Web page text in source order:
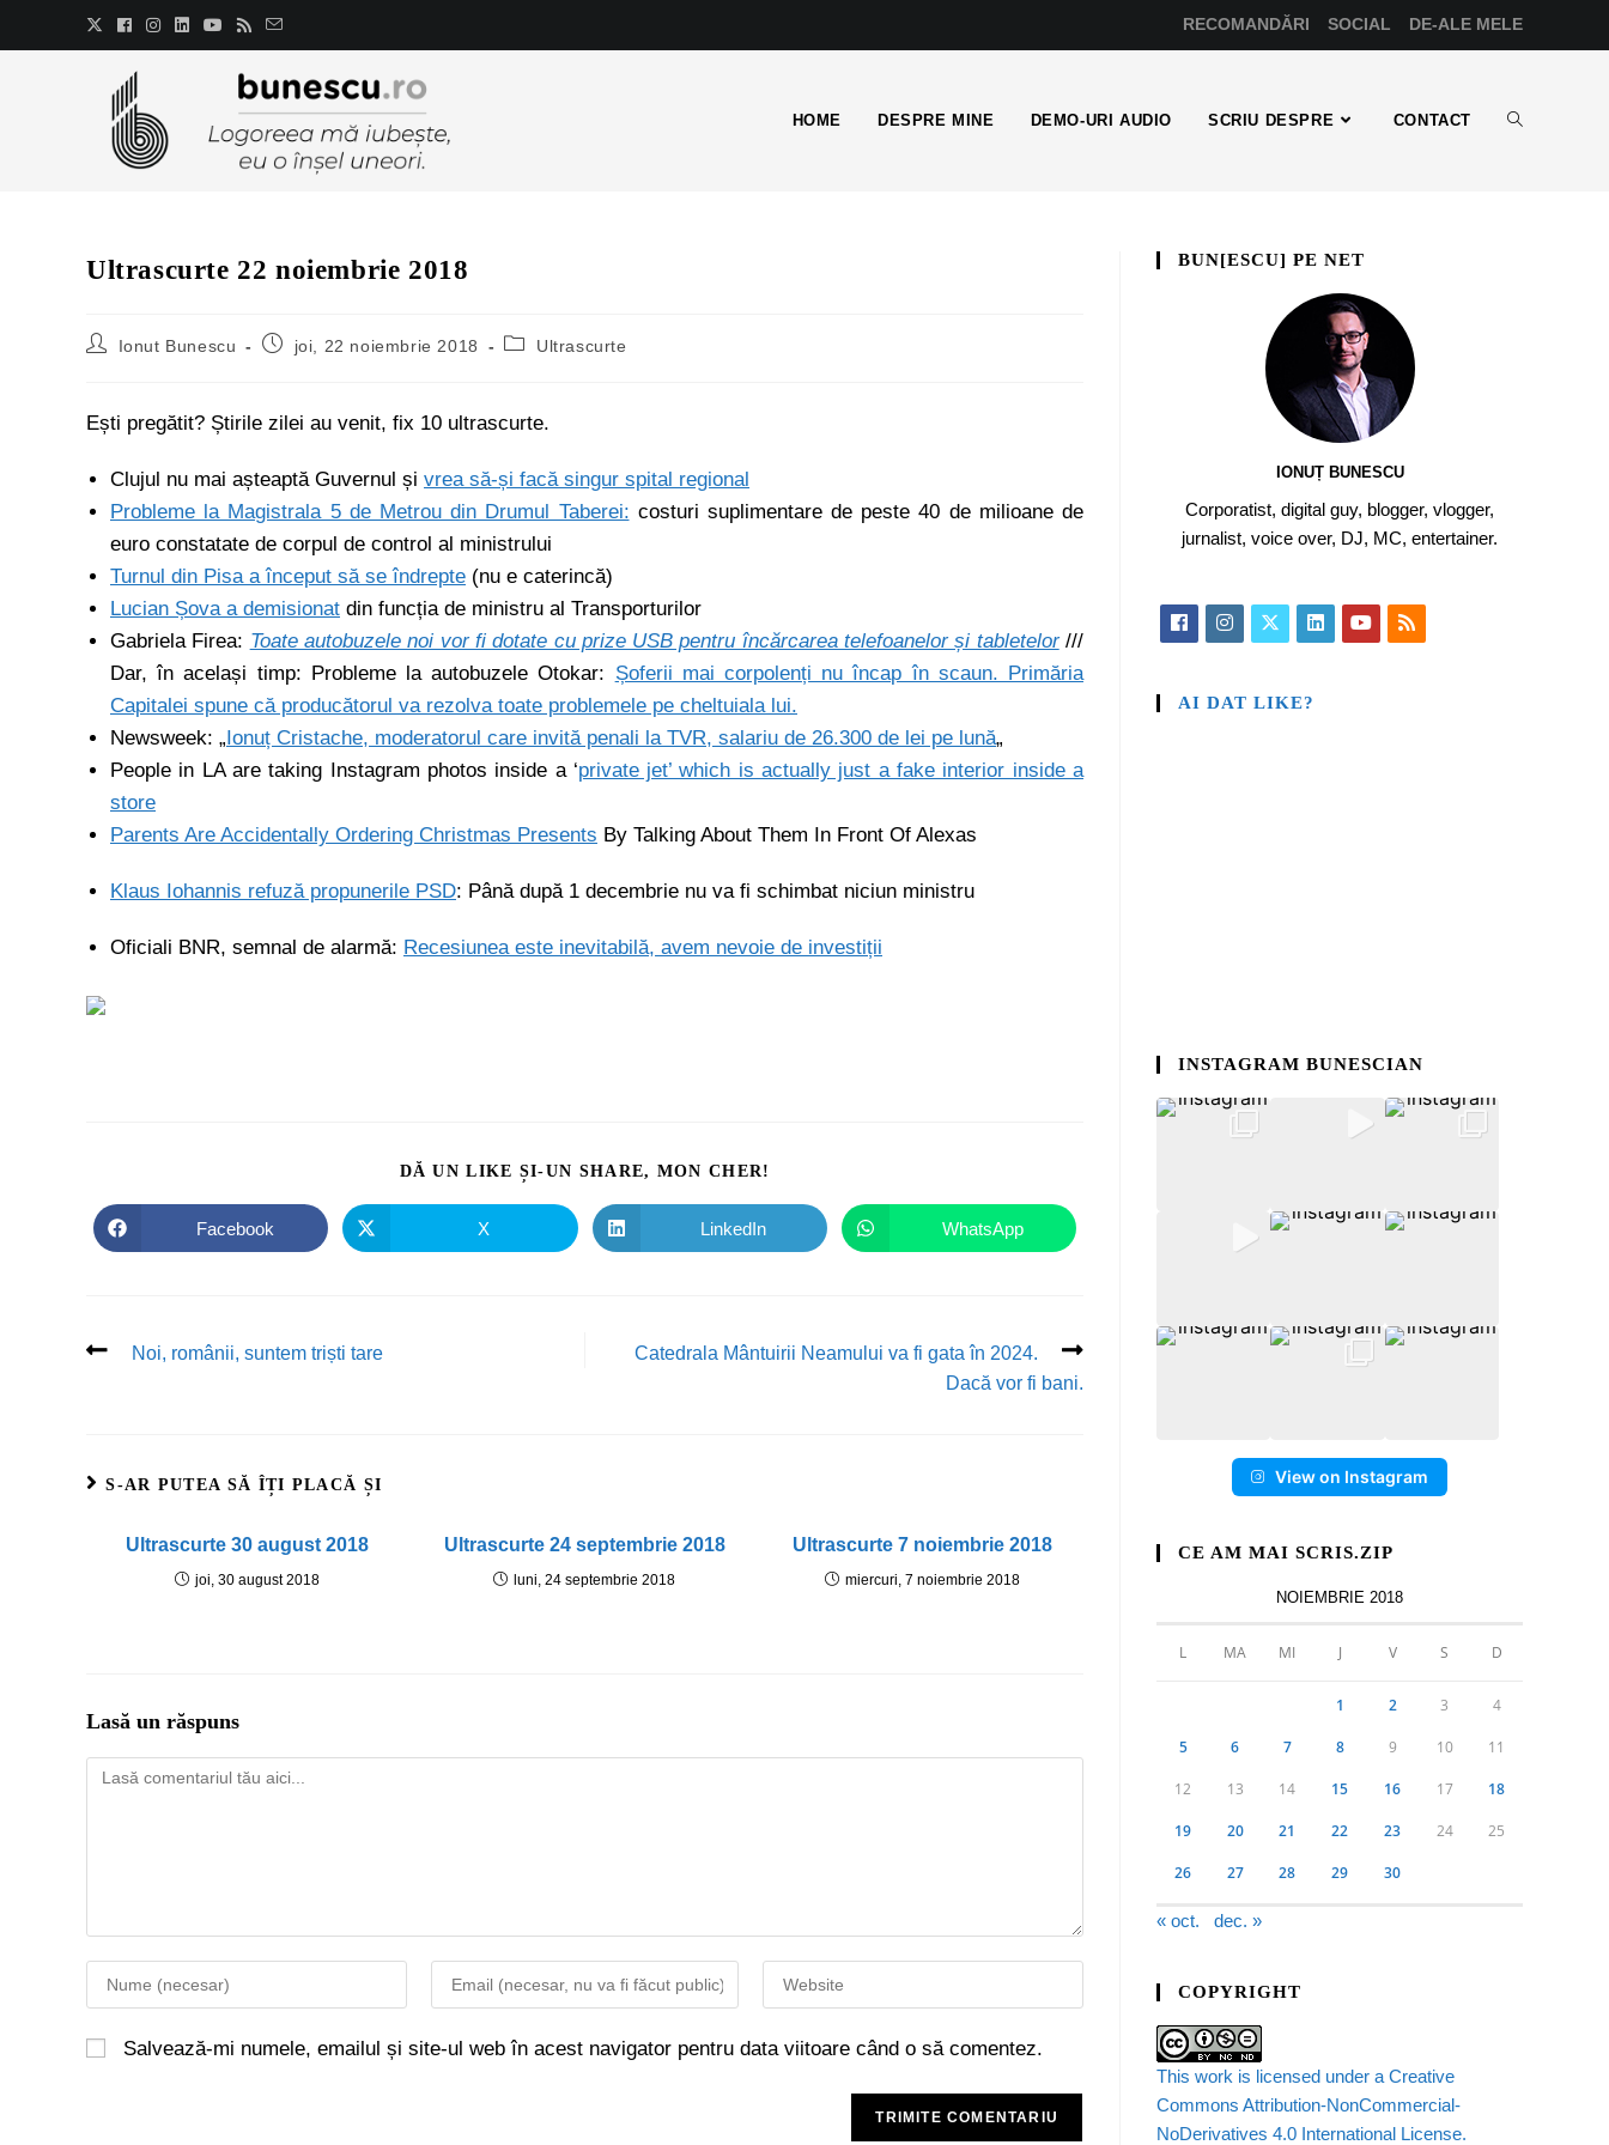
RECOMANDĂRI SOCIAL DE-ALE MELE
HOME DESPRE MINE DEMO-URI AUDIO SCRIU DESPRE CONTACT
Ultrascurte 22 noiembrie 2018
Ionut Bunescu joi, 22 noiembrie 2018 Ultrascurte
Ești pregătit? Știrile zilei au venit, fix 10 ultrascurte.
Clujul nu mai așteaptă Guvernul și vrea să-și facă singur spital regional
Probleme la Magistrala 5 de Metrou din Drumul Taberei: costuri suplimentare de peste 40 de milioane de
euro constatate de corpul de control al ministrului
Turnul din Pisa a început să se îndrepte (nu e caterincă)
Lucian Șova a demisionat din funcția de ministru al Transporturilor
Gabriela Firea: Toate autobuzele noi vor fi dotate cu prize USB pentru încărcarea telefoanelor și tabletelor///
Dar, în același timp: Probleme la autobuzele Otokar: Șoferii mai corpolenți nu încap în scaun. Primăria
Capitalei spune că producătorul va rezolva toate problemele pe cheltuiala lui.
Newsweek: „Ionuț Cristache, moderatorul care invită penali la TVR, salariu de 26.300 de lei pe lună„
People in LA are taking Instagram photos inside a ‘private jet’ which is actually just a fake interior inside a
store
Parents Are Accidentally Ordering Christmas Presents By Talking About Them In Front Of Alexas
Klaus Iohannis refuză propunerile PSD: Până după 1 decembrie nu va fi schimbat niciun ministru
Oficiali BNR, semnal de alarmă: Recesiunea este inevitabilă, avem nevoie de investiții
DĂ UN LIKE ȘI-UN SHARE, MON CHER!
Facebook X LinkedIn WhatsApp
Noi, românii, suntem triști tare
Catedrala Mântuirii Neamului va fi gata în 2024.
Dacă vor fi bani.
S-AR PUTEA SĂ ÎȚI PLACĂ ȘI
Ultrascurte 30 august 2018
joi, 30 august 2018
Ultrascurte 24 septembrie 2018
luni, 24 septembrie 2018
Ultrascurte 7 noiembrie 2018
miercuri, 7 noiembrie 2018
Lasă un răspuns
Salvează-mi numele, emailul și site-ul web în acest navigator pentru data viitoare când o să comentez.
BUN[ESCU] PE NET
IONUȚ BUNESCU
Corporatist, digital guy, blogger, vlogger,
jurnalist, voice over, DJ, MC, entertainer.
AI DAT LIKE?
INSTAGRAM BUNESCIAN
View on Instagram
CE AM MAI SCRIS.ZIP
NOIEMBRIE 2018
L MA MI J V S D
1 2 3 4
5 6 7 8 9 10 11
12 13 14 15 16 17 18
19 20 21 22 23 24 25
26 27 28 29 30
« oct. dec. »
COPYRIGHT
This work is licensed under a Creative
Commons Attribution-NonCommercial-
NoDerivatives 4.0 International License.